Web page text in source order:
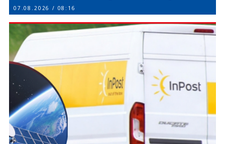
07.08.2026 / 08:16